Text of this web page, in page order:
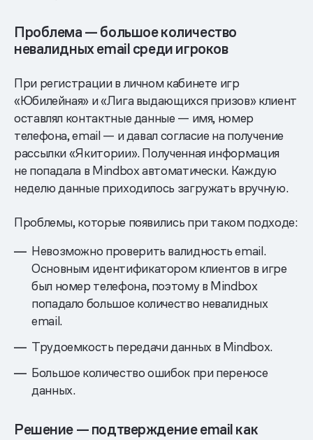
Проблема — большое количество
невалидных email среди игроков
При регистрации в личном кабинете игр
«Юбилейная» и «Лига выдающихся призов» клиент
оставлял контактные данные — имя, номер
телефона, email — и давал согласие на получение
рассылки «Якитории». Полученная информация
не попадала в Mindbox автоматически. Каждую
неделю данные приходилось загружать вручную.
Проблемы, которые появились при таком подходе:
Невозможно проверить валидность email.
Основным идентификатором клиентов в игре
был номер телефона, поэтому в Mindbox
попадало большое количество невалидных
email.
Трудоемкость передачи данных в Mindbox.
Большое количество ошибок при переносе
данных.
Решение — подтверждение email как